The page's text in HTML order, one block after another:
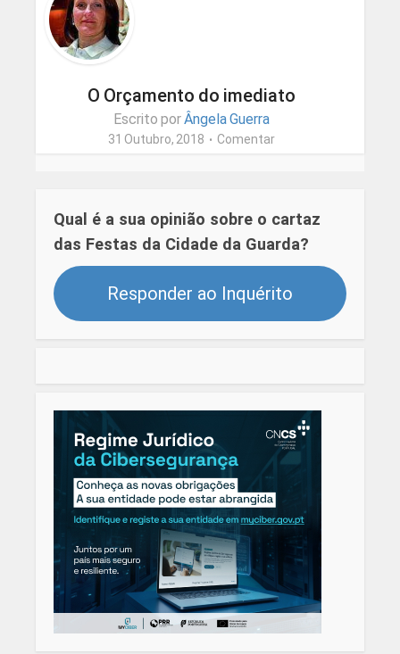
O Orçamento do imediato
Escrito porÂngela Guerra
31 Outubro, 2018 Comentar
Qual é a sua opinião sobre o cartaz
das Festas da Cidade da Guarda?
Responder ao Inquérito